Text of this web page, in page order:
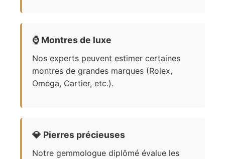
⌚ Montres de luxe
Nos experts peuvent estimer certaines
montres de grandes marques (Rolex,
Omega, Cartier, etc.).
💎 Pierres précieuses
Notre gemmologue diplômé évalue les